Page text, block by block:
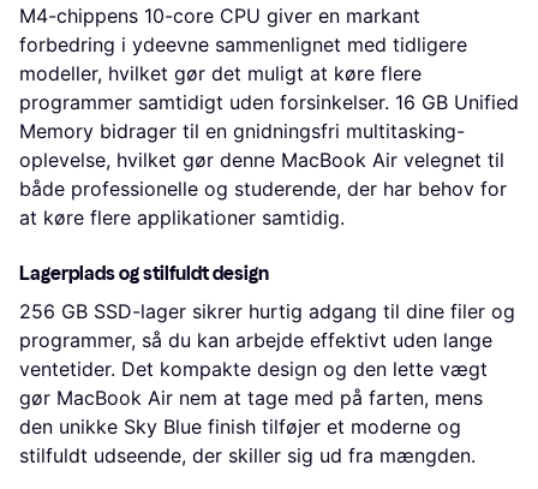
M4-chippens 10-core CPU giver en markant
forbedring i ydeevne sammenlignet med tidligere
modeller, hvilket gør det muligt at køre flere
programmer samtidigt uden forsinkelser. 16 GB Unified
Memory bidrager til en gnidningsfri multitasking-
oplevelse, hvilket gør denne MacBook Air velegnet til
både professionelle og studerende, der har behov for
at køre flere applikationer samtidig.
Lagerplads og stilfuldt design
256 GB SSD-lager sikrer hurtig adgang til dine filer og
programmer, så du kan arbejde effektivt uden lange
ventetider. Det kompakte design og den lette vægt
gør MacBook Air nem at tage med på farten, mens
den unikke Sky Blue finish tilføjer et moderne og
stilfuldt udseende, der skiller sig ud fra mængden.